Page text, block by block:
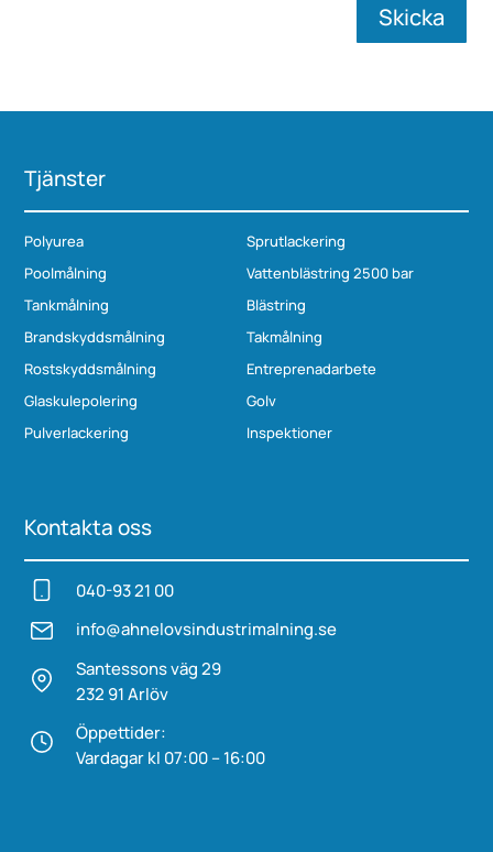
Skicka
Tjänster
Polyurea
Sprutlackering
Poolmålning
Vattenblästring 2500 bar
Tankmålning
Blästring
Brandskyddsmålning
Takmålning
Rostskyddsmålning
Entreprenadarbete
Glaskulepolering
Golv
Pulverlackering
Inspektioner
Kontakta oss
040-93 21 00
info@ahnelovs­industrimalning.se
Santessons väg 29
232 91 Arlöv
Öppettider:
Vardagar kl 07:00 – 16:00